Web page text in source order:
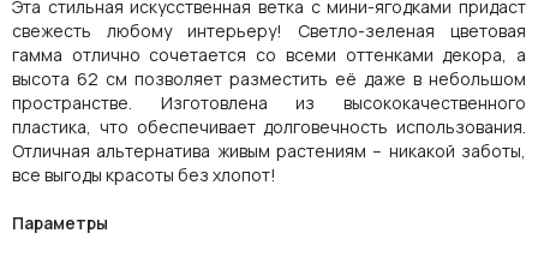
Эта стильная искусственная ветка с мини-ягодками придаст
свежесть любому интерьеру! Светло-зеленая цветовая
гамма отлично сочетается со всеми оттенками декора, а
высота 62 см позволяет разместить её даже в небольшом
пространстве. Изготовлена из высококачественного
пластика, что обеспечивает долговечность использования.
Отличная альтернатива живым растениям – никакой заботы,
все выгоды красоты без хлопот!
Параметры